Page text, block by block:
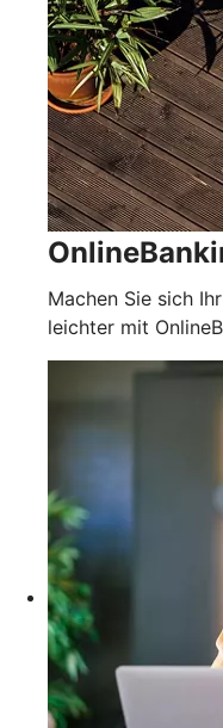
Machen Sie sich
leichter mit